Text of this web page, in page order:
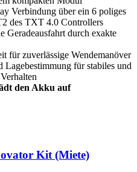
Verbindung über ein 6 poliges
des TXT 4.0 Controllers
Geradeausfahrt durch exakte
für zuverlässige Wendemanöver
Lagebestimmung für stabiles und
den Akku auf
Kit (Miete)